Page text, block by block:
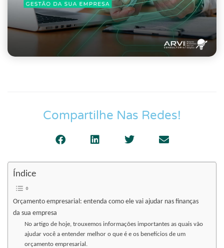
Compartilhe Nas Redes!
Índice
Orçamento empresarial: entenda como ele vai ajudar nas finanças
da sua empresa
No artigo de hoje, trouxemos informações importantes as quais vão
ajudar você a entender melhor o que é e os benefícios de um
orçamento empresarial.